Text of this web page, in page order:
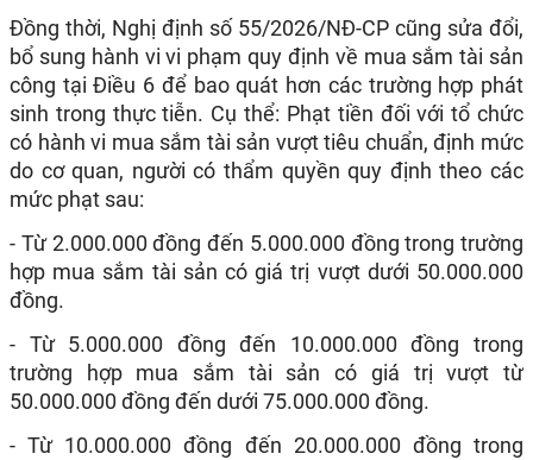
Đồng thời, Nghị định số 55/2026/NĐ-CP cũng sửa đổi,
bổ sung hành vi vi phạm quy định về mua sắm tài sản
công tại Điều 6 để bao quát hơn các trường hợp phát
sinh trong thực tiễn. Cụ thể: Phạt tiền đối với tổ chức
có hành vi mua sắm tài sản vượt tiêu chuẩn, định mức
do cơ quan, người có thẩm quyền quy định theo các
mức phạt sau:
- Từ 2.000.000 đồng đến 5.000.000 đồng trong trường
hợp mua sắm tài sản có giá trị vượt dưới 50.000.000
đồng.
- Từ 5.000.000 đồng đến 10.000.000 đồng trong
trường hợp mua sắm tài sản có giá trị vượt từ
50.000.000 đồng đến dưới 75.000.000 đồng.
- Từ 10.000.000 đồng đến 20.000.000 đồng trong